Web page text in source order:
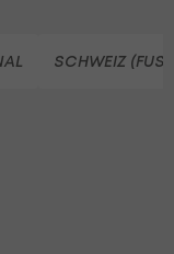
SCHWEIZ